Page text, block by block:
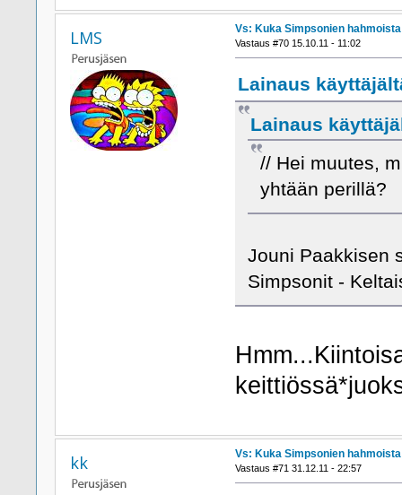
LMS Vs: Kuka Simpsonien
Vastaus #70 15.10.11 - 11:02
Lainaus
Lainaus
// Hei muutes,
yhtään perillä?
Jouni Paakkisen
Simpsonit -
kk Vs: Kuka Simpsonien
Vastaus #71 31.12.11 - 22:57